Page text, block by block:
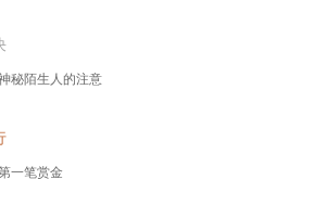
秘陌生人的注意
一笔赏金